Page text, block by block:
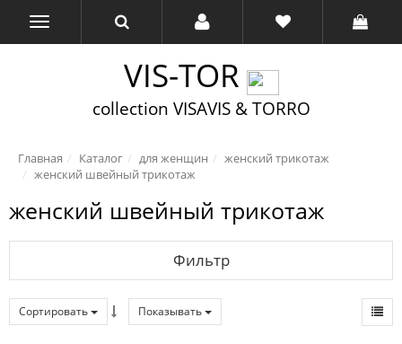
VIS-TOR
collection VISAVIS & TORRO
Главная Каталог для женщин
женский трикотаж
женский швейный трикотаж
женский швейный трикотаж
Фильтр
Сортировать Показывать